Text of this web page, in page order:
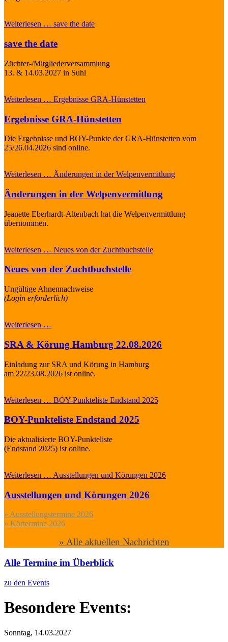
Weiterlesen … save the date
save the date
Züchter-/Mitgliederversammlung
13. & 14.03.2027 in Suhl
Weiterlesen … Ergebnisse GRA-Hünstetten
Ergebnisse GRA-Hünstetten
Die Ergebnisse und BOY-Punkte der GRA-Hünstetten vom
25/26.04.2026 sind online.
Weiterlesen … Änderungen in der Welpenvermitlung
Änderungen in der Welpenvermitlung
Jeanette Eberhardt-Altenbach hat die Welpenvermittlung
übernommen.
Weiterlesen … Neues von der Zuchtbuchstelle
Neues von der Zuchtbuchstelle
Ungültige Ahnennachweise
(Login erforderlich)
Weiterlesen …
SRA & Körung Hamburg 22.08.2026
Einladung zur SRA und Körung in Hamburg
am 22/23.08.2026 ist online.
Weiterlesen … BOY-Punkteliste Endstand 2025
BOY-Punkteliste Endstand 2025
Die aktualisierte BOY-Punkteliste
(Endstand 2025) ist online.
Weiterlesen … Ausstellungen und Körungen 2026
Ausstellungen und Körungen 2026
» Ausstellungstermine 2026
» Körtermine 2026
» Alle aktuellen Nachrichten
Alle Termine im Überblick
zu den Events
Besondere Events:
Sonntag, 14.03.2027